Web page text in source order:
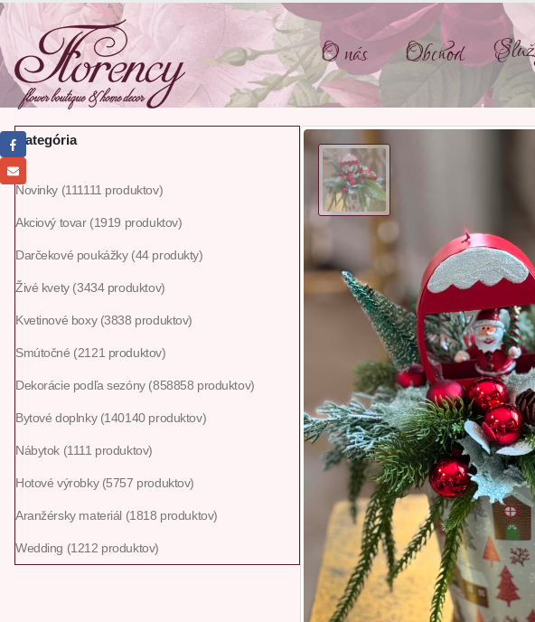
O nás Obchod
Kategória
Novinky 111111 produktov
Akciový tovar 1919 produktov
Darčekové poukážky 44 produkty
Živé kvety 3434 produktov
Kvetinové boxy 3838 produktov
Smútočné 21 21 produktov
Dekorácie podľa sezóny 858858 produktov
Bytové doplnky 140140 produktov
Nábytok 1111 produktov
Hotové výrobky 5757 produktov
Aranžérsky materiál 1818 produktov
Wedding 1212 produktov